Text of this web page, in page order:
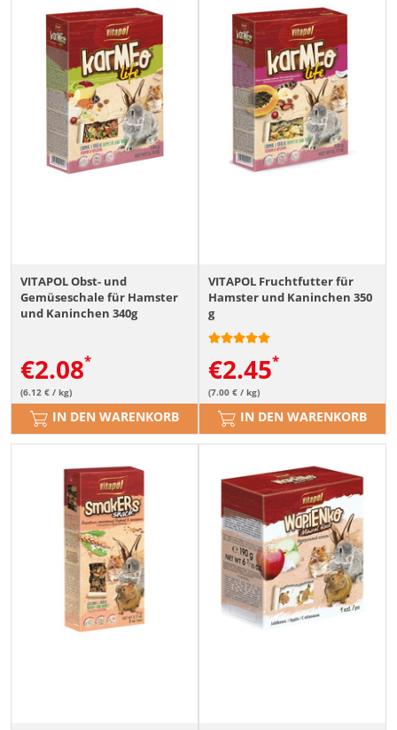
VITAPOL Obst- und
Gemüseschale für Hamster
und Kaninchen 340g
€2.08
(6.12 € / kg)
IN DEN WARENKORB
VITAPOL Fruchtfutter für
Hamster und Kaninchen 350
g
€2.45
(7.00 € / kg)
IN DEN WARENKORB